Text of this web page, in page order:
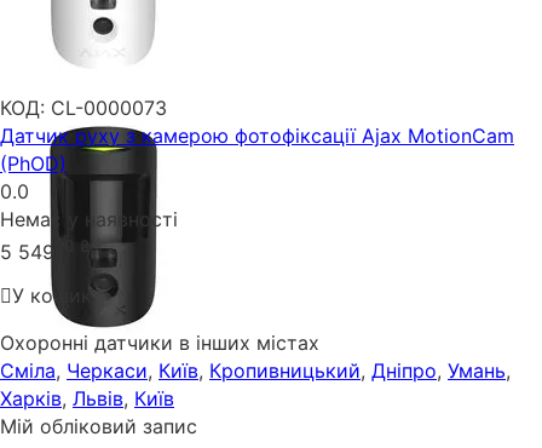
КОД: CL-0000073
Датчик руху з камерою фотофіксації Ajax MotionCam
(PhOD)
0.0
Немає у наявності
5 549
₴
У кошик
Охоронні датчики в інших містах
Сміла, Черкаси, Київ, Кропивницький, Дніпро, Умань,
Харків, Львів, Київ
Мій обліковий запис